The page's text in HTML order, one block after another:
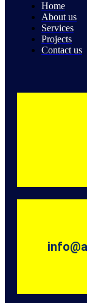
Home
About us
Services
Projects
Contact us